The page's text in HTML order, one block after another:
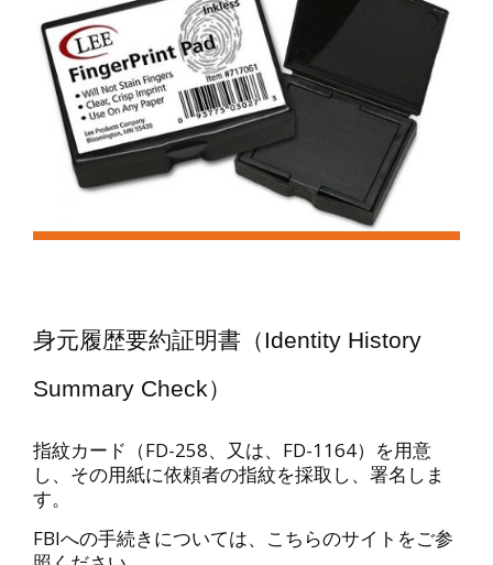
身元履歴要約証明書（Identity History
Summary Check）
指紋カード（FD-258、又は、FD-1164）を用意
し、その用紙に依頼者の指紋を採取し、署名しま
す。
FBIへの手続きについては、こちらのサイトをご参